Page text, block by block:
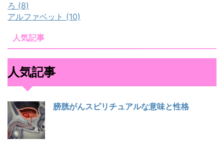
ろ (8)
アルファベット (10)
人気記事
人気記事
膀胱がんスピリチュアルな意味と性格